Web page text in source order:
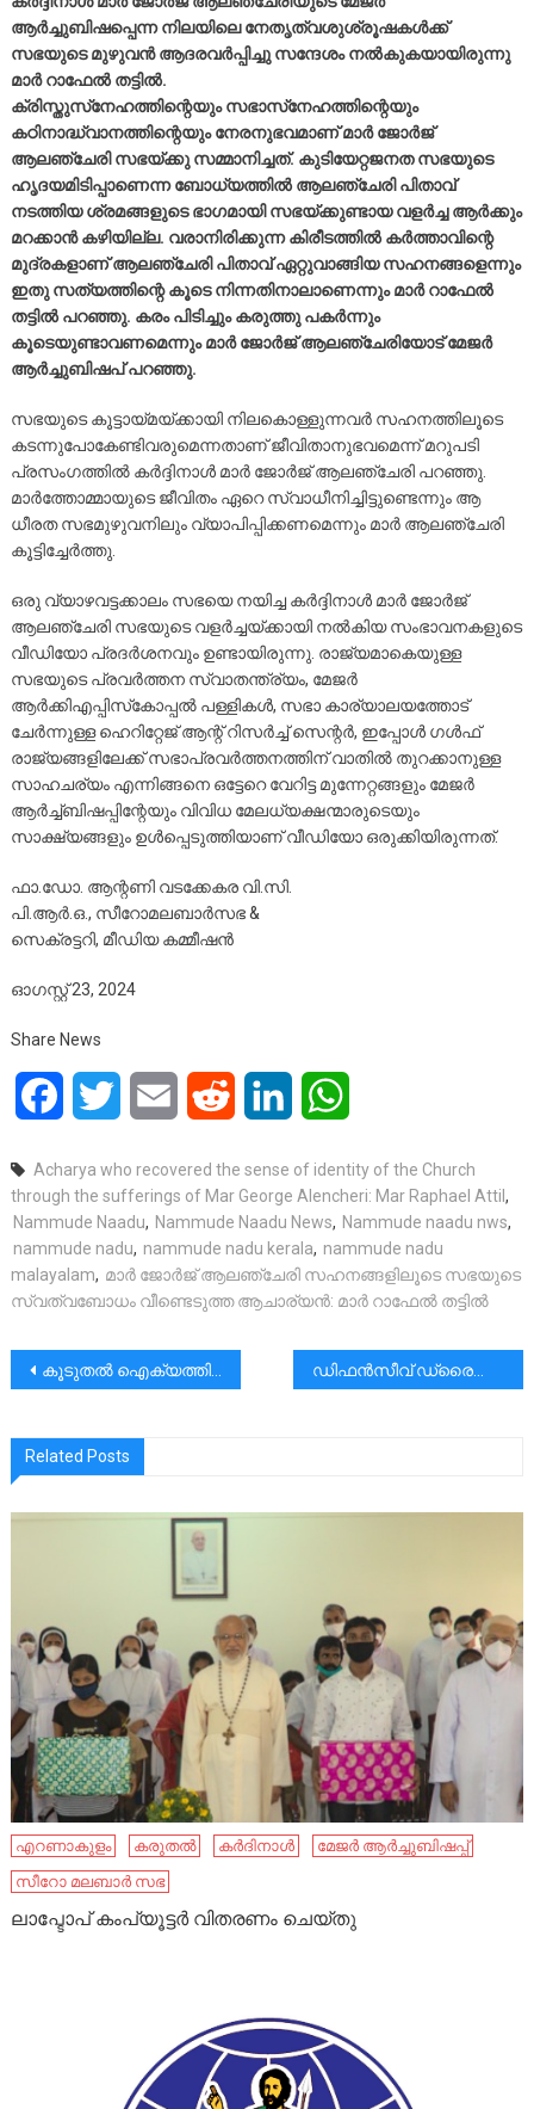
ആർച്ചുബിഷപ്പെന്ന നിലയിലെ നേതൃത്വശുശ്രൂഷകൾക്ക്
സഭയുടെ മുഴുവൻ ആദരവർപ്പിച്ചു സന്ദേശം നൽകുകയായിരുന്നു
മാർ റാഫേൽ തട്ടിൽ.
ക്രിസ്തുസ്‌നേഹത്തിന്റെയും സഭാസ്‌നേഹത്തിന്റെയും
കഠിനാദ്ധ്വാനത്തിന്റെയും നേരനുഭവമാണ് മാർ ജോർജ്
ആലഞ്ചേരി സഭയ്ക്കു സമ്മാനിച്ചത്. കുടിയേറ്റജനത സഭയുടെ
ഹൃദയമിടിപ്പാണെന്ന ബോധ്യത്തിൽ ആലഞ്ചേരി പിതാവ്
നടത്തിയ ശ്രമങ്ങളുടെ ഭാഗമായി സഭയ്ക്കുണ്ടായ വളർച്ച ആർക്കും
മറക്കാൻ കഴിയില്ല. വരാനിരിക്കുന്ന കിരീടത്തിൽ കർത്താവിന്റെ
മുദ്രകളാണ് ആലഞ്ചേരി പിതാവ് ഏറ്റുവാങ്ങിയ സഹനങ്ങളെന്നും
ഇതു സത്യത്തിന്റെ കൂടെ നിന്നതിനാലാണെന്നും മാർ റാഫേൽ
തട്ടിൽ പറഞ്ഞു. കരം പിടിച്ചും കരുത്തു പകർന്നും
കൂടെയുണ്ടാവണമെന്നും മാർ ജോർജ് ആലഞ്ചേരിയോട് മേജർ
ആർച്ചുബിഷപ് പറഞ്ഞു.
സഭയുടെ കൂട്ടായ്മയ്ക്കായി നിലകൊള്ളുന്നവർ സഹനത്തിലൂടെ
കടന്നുപോകേണ്ടിവരുമെന്നതാണ് ജീവിതാനുഭവമെന്ന് മറുപടി
പ്രസംഗത്തിൽ കർദ്ദിനാൾ മാർ ജോർജ് ആലഞ്ചേരി പറഞ്ഞു.
മാർത്തോമ്മായുടെ ജീവിതം ഏറെ സ്വാധീനിച്ചിട്ടുണ്ടെന്നും ആ
ധീരത സഭമുഴുവനിലും വ്യാപിപ്പിക്കണമെന്നും മാർ ആലഞ്ചേരി
കൂട്ടിച്ചേർത്തു.
ഒരു വ്യാഴവട്ടക്കാലം സഭയെ നയിച്ച കർദ്ദിനാൾ മാർ ജോർജ്
ആലഞ്ചേരി സഭയുടെ വളർച്ചയ്ക്കായി നൽകിയ സംഭാവനകളുടെ
വീഡിയോ പ്രദർശനവും ഉണ്ടായിരുന്നു. രാജ്യമാകെയുള്ള
സഭയുടെ പ്രവർത്തന സ്വാതന്ത്ര്യം, മേജർ
ആർക്കിഎപ്പിസ്‌കോപ്പൽ പള്ളികൾ, സഭാ കാര്യാലയത്തോട്
ചേർന്നുള്ള ഹെറിറ്റേജ് ആന്റ് റിസർച്ച് സെന്റർ, ഇപ്പോൾ ഗൾഫ്
രാജ്യങ്ങളിലേക്ക് സഭാപ്രവർത്തനത്തിന് വാതിൽ തുറക്കാനുള്ള
സാഹചര്യം എന്നിങ്ങനെ ഒട്ടേറെ വേറിട്ട മുന്നേറ്റങ്ങളും മേജർ
ആർച്ച്ബിഷപ്പിന്റേയും വിവിധ മേലധ്യക്ഷന്മാരുടെയും
സാക്ഷ്യങ്ങളും ഉൾപ്പെടുത്തിയാണ് വീഡിയോ ഒരുക്കിയിരുന്നത്.
ഫാ.ഡോ. ആന്റണി വടക്കേകര വി.സി.
പി.ആർ.ഒ., സീറോമലബാർസഭ &
സെക്രട്ടറി, മീഡിയ കമ്മീഷൻ
ഓഗസ്റ്റ് 23, 2024
Share News
FacebookTwitter Email Reddit LinkedIn
Acharya who recovered the sense of identity of the Church
through the sufferings of Mar George Alencheri: Mar Raphael Attil ,
Nammude Naadu, Nammude Naadu News, Nammude naadu nws,
nammude nadu, nammude nadu kerala, nammude nadu
malayalam, മാർ ജോർജ് ആലഞ്ചേരി സഹനങ്ങളിലൂടെ സഭയുടെ
സ്വത്വബോധം വീണ്ടെടുത്ത ആചാര്യൻ: മാർ റാഫേൽ തട്ടിൽ
പോസ്റ്റുകളിലൂടെ
കൂടുതൽ ഐക്യത്തിന് വഴിതെളിക്കാൻസീറോമലബാർസഭയുടെ അസംബ്ലിയിലെ ചർച്ചകൾ കാരണമാകട്ടെ|മാർപാപ്പായുടെ സ്ഥാനപതി ഡിഫൻസീവ് ഡ്രൈവിംഗ് എന്ത് ?എങ്ങിനെ ?…
Related Posts
എറണാകുളം കരുതൽ കർദിനാൾ
മേജർ ആർച്ചുബിഷപ്പ്
സീറോ മലബാര്‍ സഭ
ലാപ്ടോപ് കംപ്യൂട്ടര്‍ വിതരണം ചെയ്തു